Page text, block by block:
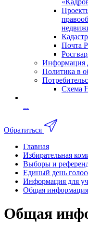
Почта
Информация
Политика в
Схема
...
Обратиться
Главная
Избирательная
Выборы и
Единый день
Информация для
Общая информация
Общая